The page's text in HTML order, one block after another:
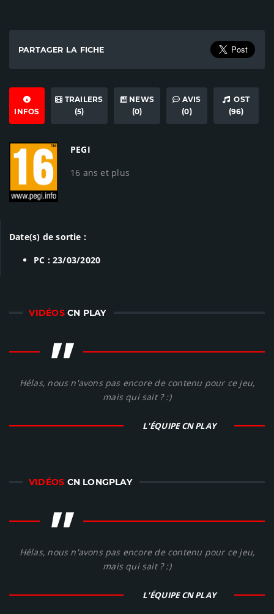
PARTAGER LA FICHE
INFOS
TRAILERS
(5)
NEWS
(0)
AVIS
(0)
OST
(96)
PEGI
16 ans et plus
Date(s) de sortie :
PC : 23/03/2020
VIDÉOSCN PLAY
"
Hélas, nous n'avons pas encore de contenu pour ce jeu,
mais qui sait ? :)
L'ÉQUIPE CN PLAY
VIDÉOS CN LONGPLAY
"
Hélas, nous n'avons pas encore de contenu pour ce jeu,
mais qui sait ? :)
L'ÉQUIPE CN PLAY